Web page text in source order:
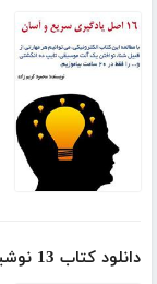
دانلود کتاب 13 نوشیدنی چربی‌سوز